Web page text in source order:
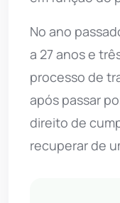
No ano
a 27 anos e
processo de
após passar
direito de
recuperar de